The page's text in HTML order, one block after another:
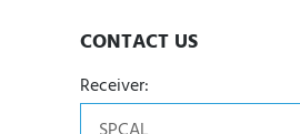
CONTACT US
Receiver: